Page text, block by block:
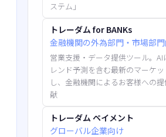
ステム」
トレーダム for BANKs
金融機関の外為部門・市場部
営業支援・データ提供ツール。AI
レンド予測を含む最新のマーケ
し、金融機関によるお客様への
献
トレーダム ペイメント
グローバル企業向け